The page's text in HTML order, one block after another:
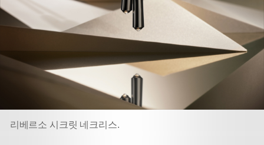
리베르소 시크릿 네크리스.